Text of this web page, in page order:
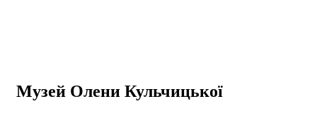
Музей Олени Кульчицької